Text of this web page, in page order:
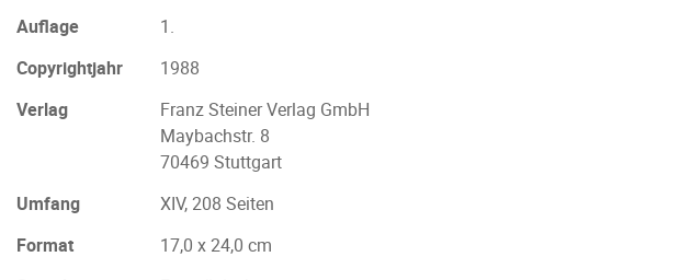
Auflage
1.
Copyrightjahr
1988
Verlag
Franz Steiner Verlag GmbH
Maybachstr. 8
70469 Stuttgart
Umfang
XIV, 208 Seiten
Format
17,0 x 24,0 cm